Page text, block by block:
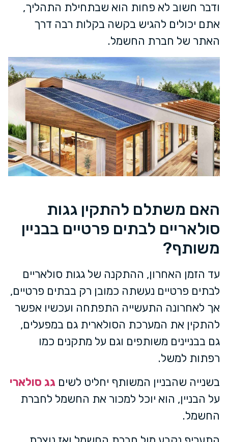
ודבר חשוב לא פחות הוא שבתחילת התהליך,
אתם יכולים להגיש בקשה בקלות רבה דרך
האתר של חברת החשמל.
האם משתלם להתקין גגות
סולאריים לבתים פרטיים בבניין
משותף?
עד הזמן האחרון, ההתקנה של גגות סולאריים
לבתים פרטיים נעשתה כמובן רק בבתים פרטיים,
אך לאחרונה התעשייה התפתחה ועכשיו אפשר
להתקין את המערכת הסולארית גם במפעלים,
גם בבניינים משותפים וגם על מתקנים כמו
רפתות למשל.
בשנייה שהבניין המשותף יחליט לשים גג סולארי
על הבניין, הוא יוכל למכור את החשמל לחברת
החשמל.